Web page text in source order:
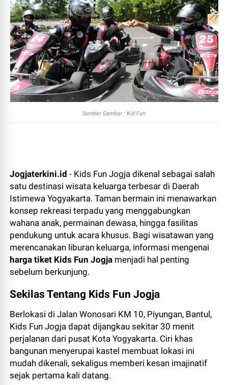
Sumber Gambar : Kid Fun
Jogjaterkini.id - Kids Fun Jogja dikenal sebagai salah
satu destinasi wisata keluarga terbesar di Daerah
Istimewa Yogyakarta. Taman bermain ini menawarkan
konsep rekreasi terpadu yang menggabungkan
wahana anak, permainan dewasa, hingga fasilitas
pendukung untuk acara khusus. Bagi wisatawan yang
merencanakan liburan keluarga, informasi mengenai
harga tiket Kids Fun Jogja menjadi hal penting
sebelum berkunjung.
Sekilas Tentang Kids Fun Jogja
Berlokasi di Jalan Wonosari KM 10, Piyungan, Bantul,
Kids Fun Jogja dapat dijangkau sekitar 30 menit
perjalanan dari pusat Kota Yogyakarta. Ciri khas
bangunan menyerupai kastel membuat lokasi ini
mudah dikenali, sekaligus memberi kesan imajinatif
sejak pertama kali datang.